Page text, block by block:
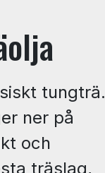
tungträ.
ner på
och
träslag,